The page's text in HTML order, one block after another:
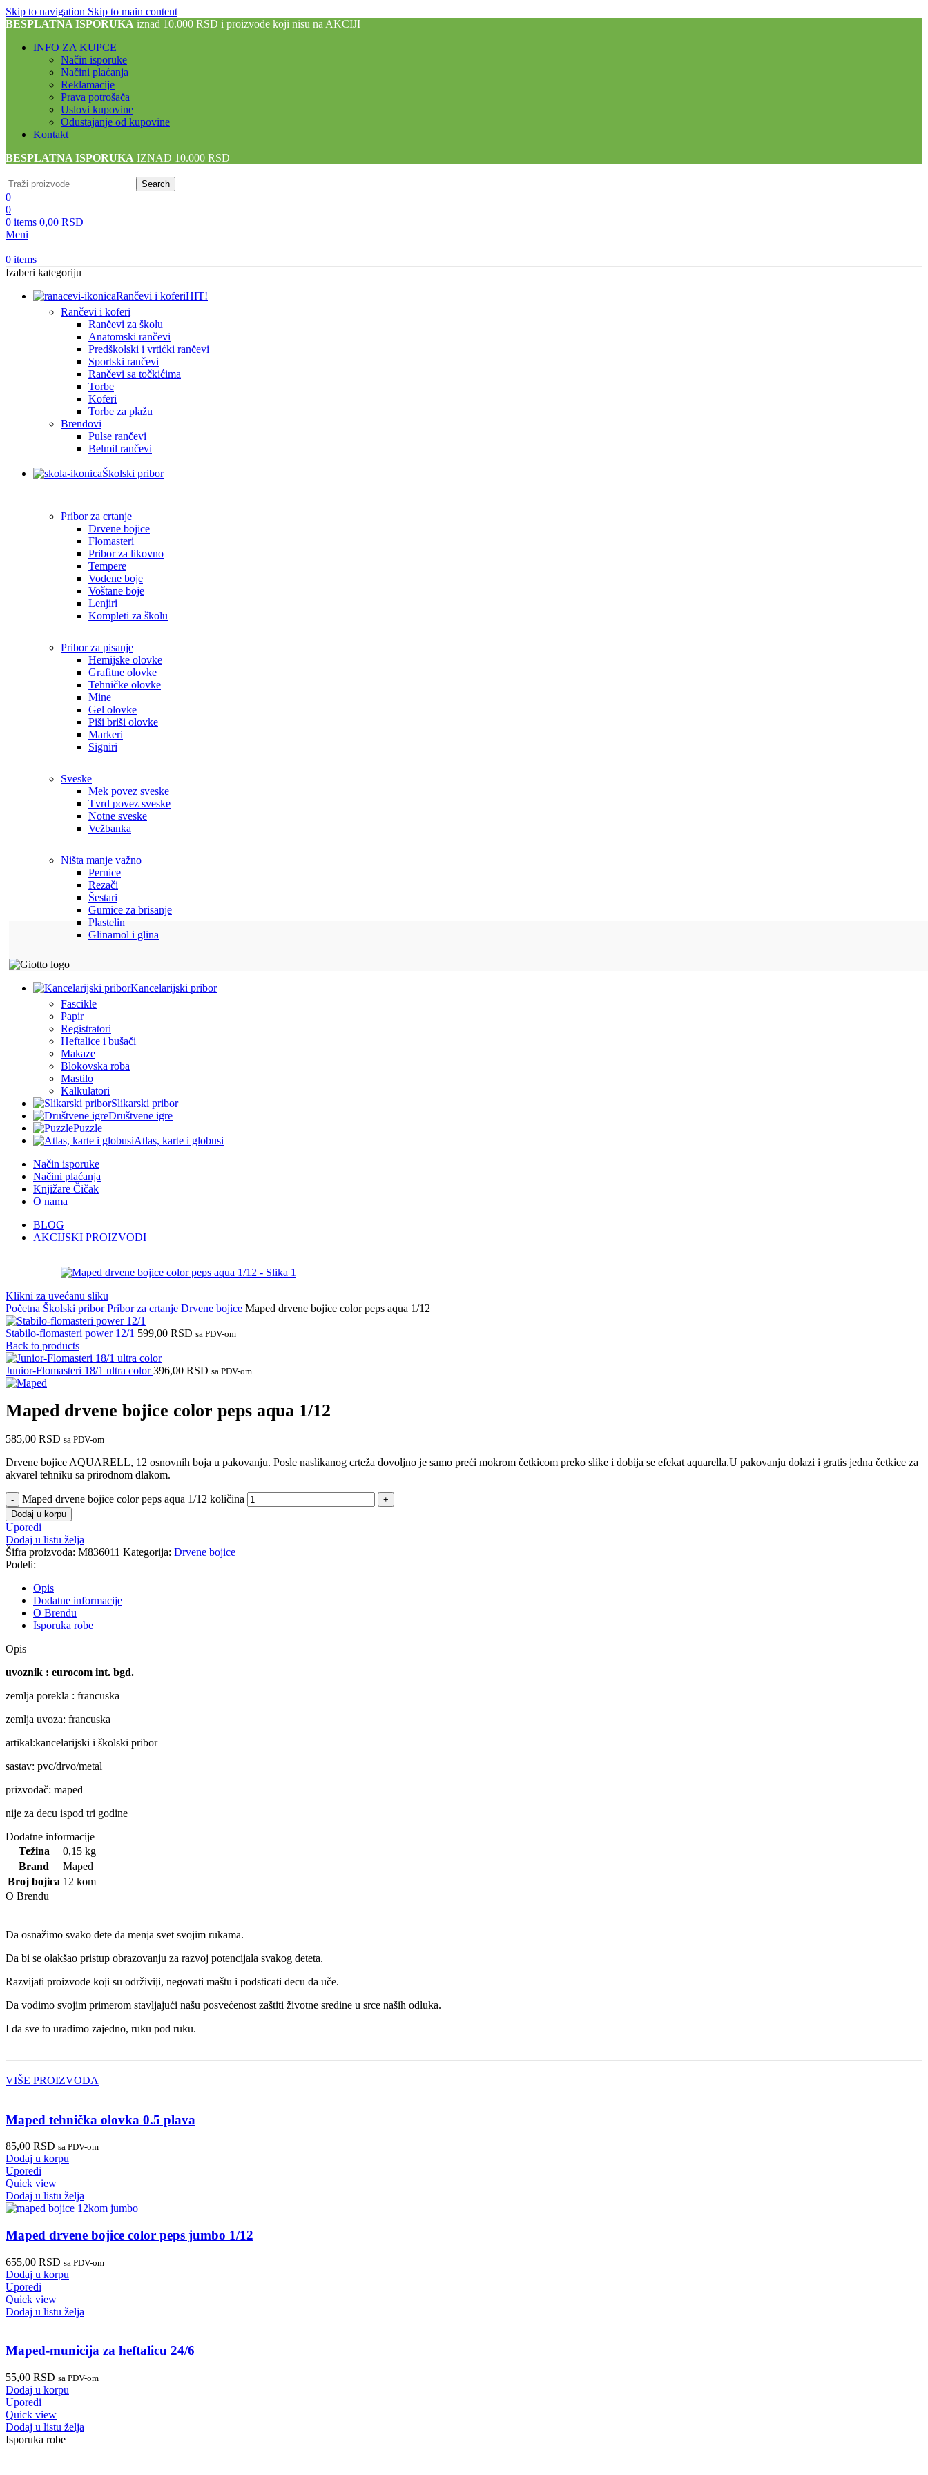
Skip to navigation Skip to main content
BESPLATNA ISPORUKA iznad 10.000 RSD i proizvode koji nisu na AKCIJI
INFO ZA KUPCE
Način isporuke
Načini plaćanja
Reklamacije
Prava potrošača
Uslovi kupovine
Odustajanje od kupovine
Kontakt
BESPLATNA ISPORUKA IZNAD 10.000 RSD
Search
0
0
0 items 0,00 RSD
Meni
0 items
Izaberi kategoriju
Rančevi i koferiHIT!
Rančevi i koferi
Rančevi za školu
Anatomski rančevi
Predškolski i vrtićki rančevi
Sportski rančevi
Rančevi sa točkićima
Torbe
Koferi
Torbe za plažu
Brendovi
Pulse rančevi
Belmil rančevi
Školski pribor
Pribor za crtanje
Drvene bojice
Flomasteri
Pribor za likovno
Tempere
Vodene boje
Voštane boje
Lenjiri
Kompleti za školu
Pribor za pisanje
Hemijske olovke
Grafitne olovke
Tehničke olovke
Mine
Gel olovke
Piši briši olovke
Markeri
Signiri
Sveske
Mek povez sveske
Tvrd povez sveske
Notne sveske
Vežbanka
Ništa manje važno
Pernice
Rezači
Šestari
Gumice za brisanje
Plastelin
Glinamol i glina
Kancelarijski pribor
Fascikle
Papir
Registratori
Heftalice i bušači
Makaze
Blokovska roba
Mastilo
Kalkulatori
Slikarski pribor
Društvene igre
Puzzle
Atlas, karte i globusi
Način isporuke
Načini plaćanja
Knjižare Čičak
O nama
BLOG
AKCIJSKI PROIZVODI
Klikni za uvećanu sliku
Početna Školski priborPribor za crtanje Drvene bojice Maped drvene bojice color peps aqua 1/12
Stabilo-flomasteri power 12/1 599,00 RSD sa PDV-om
Back to products
Junior-Flomasteri 18/1 ultra color396,00 RSD sa PDV-om
Maped drvene bojice color peps aqua 1/12
585,00 RSD sa PDV-om
Drvene bojice AQUARELL, 12 osnovnih boja u pakovanju. Posle naslikanog crteža dovoljno je samo preći mokrom četkicom preko slike i dobija se efekat aquarella.U pakovanju dolazi i gratis jedna četkice za
akvarel tehniku sa prirodnom dlakom.
Maped drvene bojice color peps aqua 1/12 količina
Dodaj u korpu
Uporedi
Dodaj u listu želja
Šifra proizvoda: M836011 Kategorija: Drvene bojice
Podeli:
Opis
Dodatne informacije
O Brendu
Isporuka robe
Opis
uvoznik : eurocom int. bgd.
zemlja porekla : francuska
zemlja uvoza: francuska
artikal:kancelarijski i školski pribor
sastav: pvc/drvo/metal
prizvođač: maped
nije za decu ispod tri godine
Dodatne informacije
Težina
0,15 kg
Brand
Maped
Broj bojica 12 kom
O Brendu
Da osnažimo svako dete da menja svet svojim rukama.
Da bi se olakšao pristup obrazovanju za razvoj potencijala svakog deteta.
Razvijati proizvode koji su održiviji, negovati maštu i podsticati decu da uče.
Da vodimo svojim primerom stavljajući našu posvećenost zaštiti životne sredine u srce naših odluka.
I da sve to uradimo zajedno, ruku pod ruku.
VIŠE PROIZVODA
Maped tehnička olovka 0.5 plava
85,00 RSD sa PDV-om
Dodaj u korpu
Uporedi
Quick view
Dodaj u listu želja
Maped drvene bojice color peps jumbo 1/12
655,00 RSD sa PDV-om
Dodaj u korpu
Uporedi
Quick view
Dodaj u listu želja
Maped-municija za heftalicu 24/6
55,00 RSD sa PDV-om
Dodaj u korpu
Uporedi
Quick view
Dodaj u listu želja
Isporuka robe